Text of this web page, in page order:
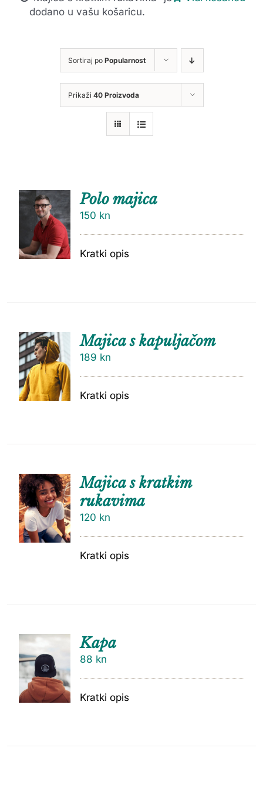
dodano u vašu košaricu.
Sortiraj po Popularnost
Prikaži 40 Proizvoda
DODAJ
U
KOŠARI
Polo majica
150 kn
Kratki opis
U
KOŠARI
Majica s kapuljačom
189 kn
Kratki opis
Majica s kratkim
rukavima
120 kn
Kratki opis
KOŠARI
CU
Kapa
88 kn
Kratki opis